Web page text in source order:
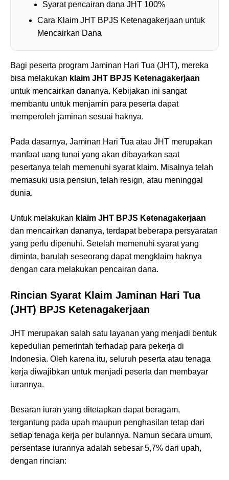
Syarat pencairan dana JHT 100%
Cara Klaim JHT BPJS Ketenagakerjaan untuk
Mencairkan Dana
Bagi peserta program Jaminan Hari Tua (JHT), mereka
bisa melakukan klaim JHT BPJS Ketenagakerjaan
untuk mencairkan dananya. Kebijakan ini sangat
membantu untuk menjamin para peserta dapat
memperoleh jaminan sesuai haknya.
Pada dasarnya, Jaminan Hari Tua atau JHT merupakan
manfaat uang tunai yang akan dibayarkan saat
pesertanya telah memenuhi syarat klaim. Misalnya telah
memasuki usia pensiun, telah resign, atau meninggal
dunia.
Untuk melakukan klaim JHT BPJS Ketenagakerjaan
dan mencairkan dananya, terdapat beberapa persyaratan
yang perlu dipenuhi. Setelah memenuhi syarat yang
diminta, barulah seseorang dapat mengklaim haknya
dengan cara melakukan pencairan dana.
Rincian Syarat Klaim Jaminan Hari Tua
(JHT) BPJS Ketenagakerjaan
JHT merupakan salah satu layanan yang menjadi bentuk
kepedulian pemerintah terhadap para pekerja di
Indonesia. Oleh karena itu, seluruh peserta atau tenaga
kerja diwajibkan untuk menjadi peserta dan membayar
iurannya.
Besaran iuran yang ditetapkan dapat beragam,
tergantung pada upah maupun penghasilan tetap dari
setiap tenaga kerja per bulannya. Namun secara umum,
persentase iurannya adalah sebesar 5,7% dari upah,
dengan rincian: